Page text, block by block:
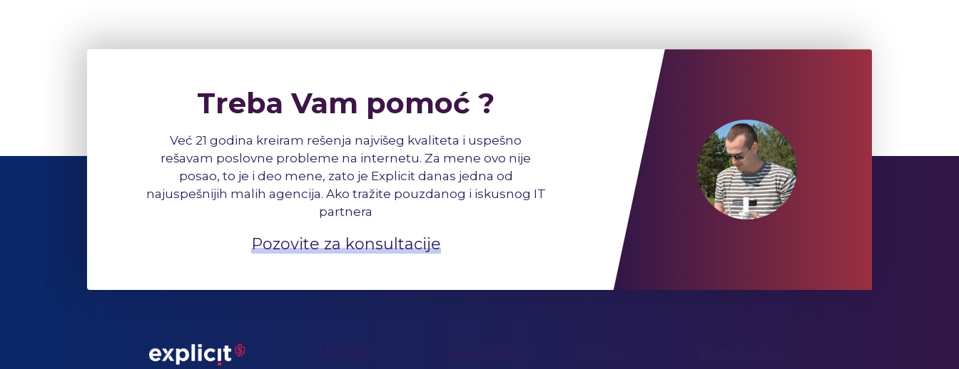
Treba Vam pomoć ?
Već 21 godina kreiram rešenja najvišeg kvaliteta i uspešno
rešavam poslovne probleme na internetu. Za mene ovo nije
posao, to je i deo mene, zato je Explicit danas jedna od
najuspešnijih malih agencija. Ako tražite pouzdanog i iskusnog IT
partnera
Pozovite za konsultacije